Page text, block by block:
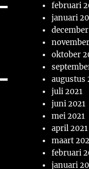
februari
januari
oktober
augustus
juli 2021
juni 2021
mei 2021
april 2021
maart
februari
januari